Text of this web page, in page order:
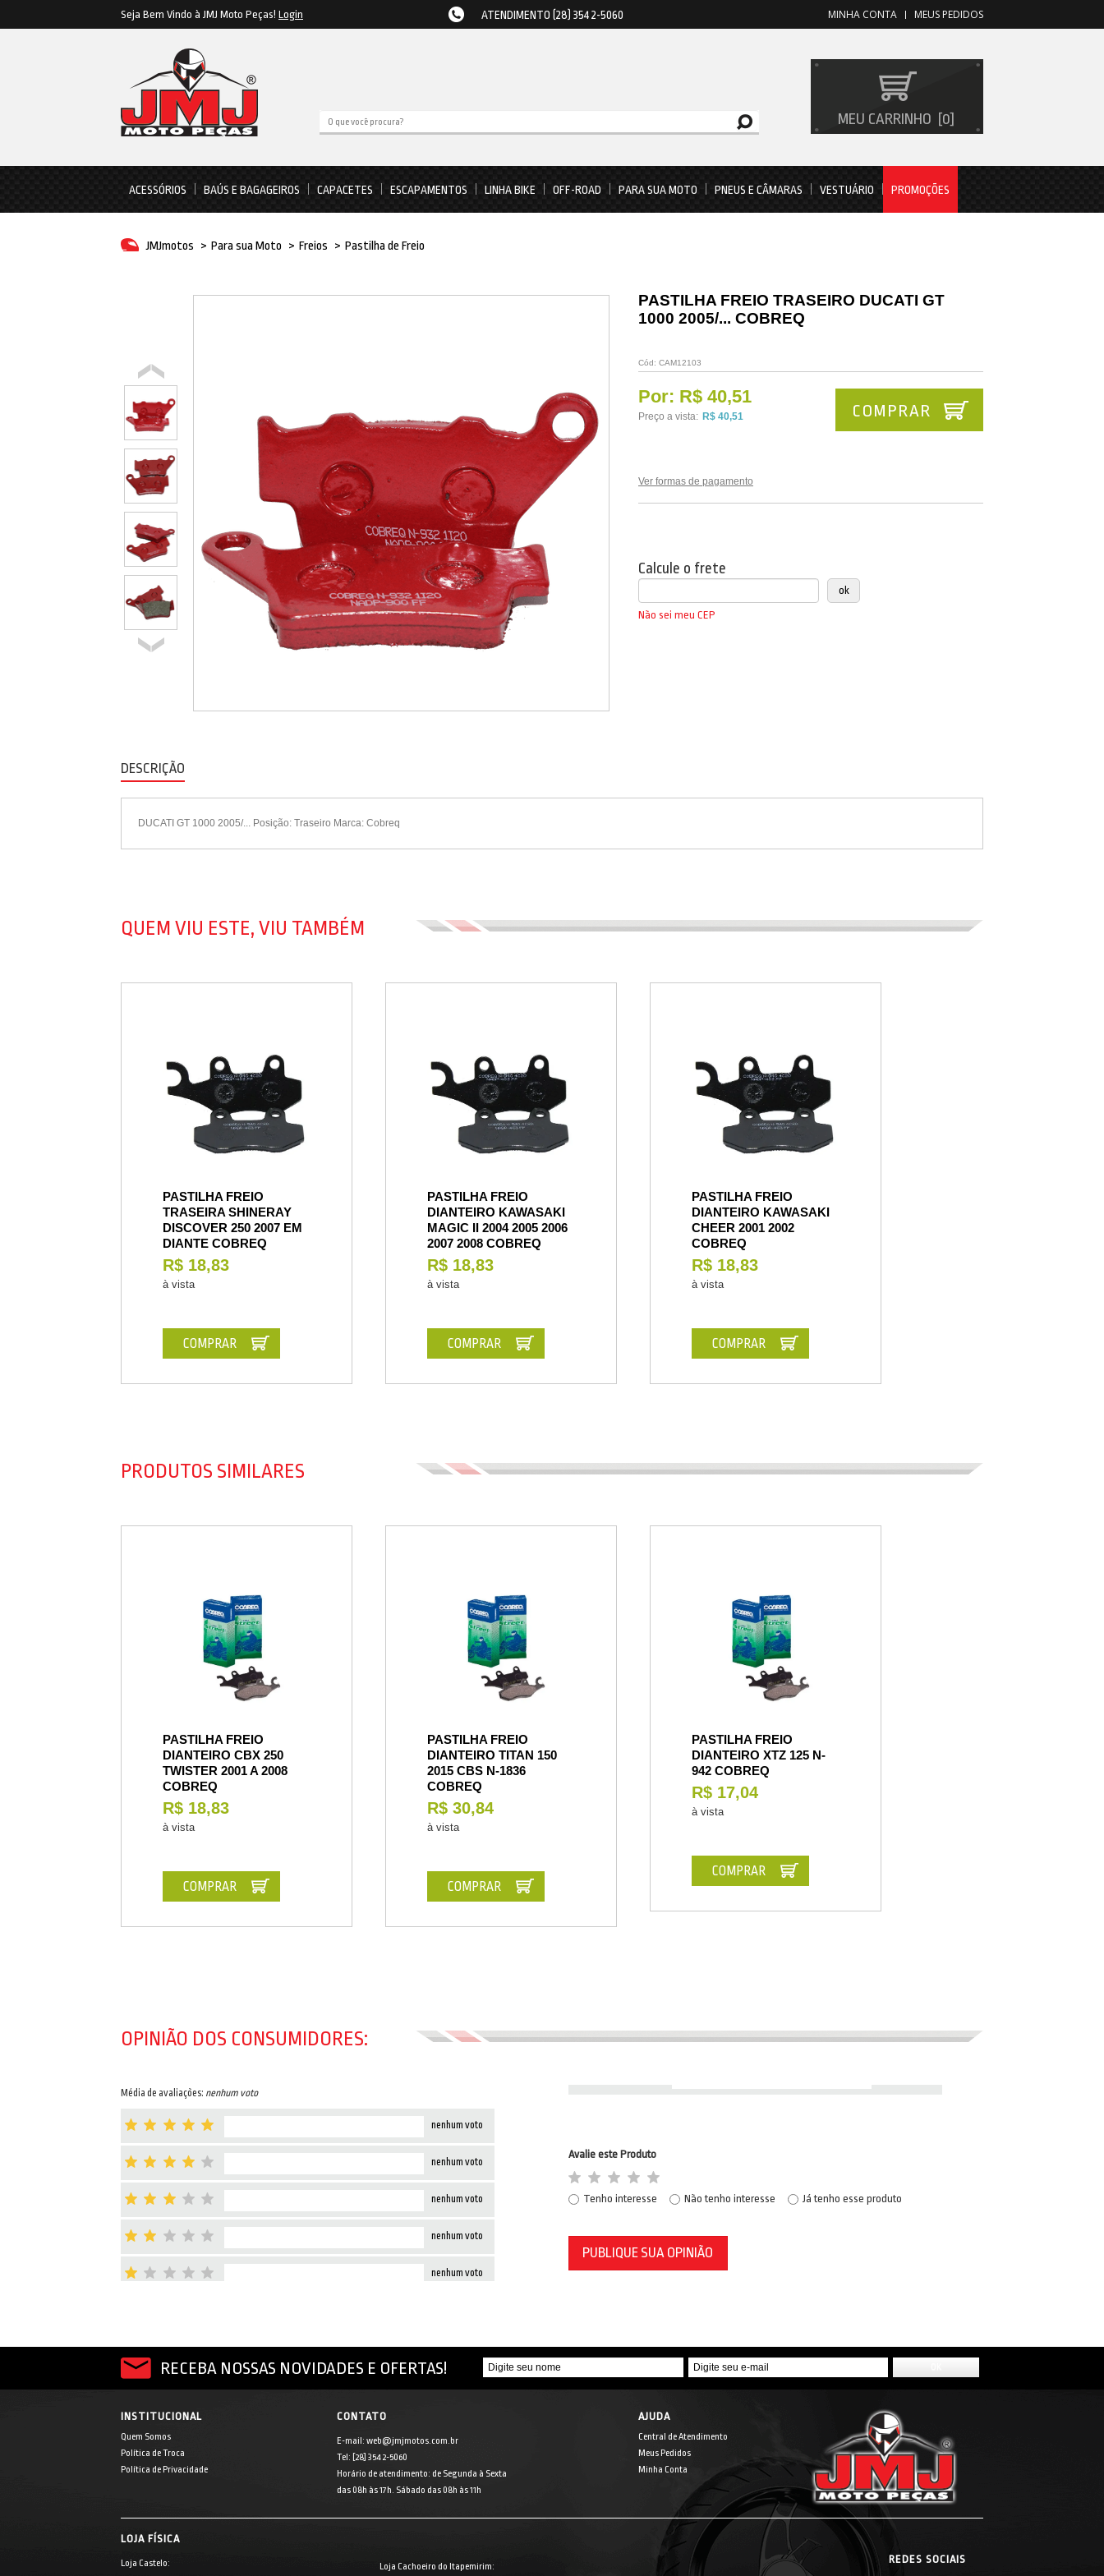
Seja Bem Vindo à JMJ Moto Peças! Login ATENDIMENTO (28) 3542-5060 MEUS PEDIDOS
MINHA CONTA
MEU CARRINHO 0
ACESSÓRIOS BAÚS E BAGAGEIROS CAPACETES ESCAPAMENTOS LINHA BIKE OFF-ROAD PARA SUA MOTO PNEUS E CÂMARAS VESTUÁRIO PROMOÇÕES
JMJmotos > Para sua Moto > Freios > Pastilha de Freio
PASTILHA FREIO TRASEIRO DUCATI GT
1000 2005/... COBREQ
Cód: CAM12103
Por: R$ 40,51
Preço a vista: R$ 40,51
Ver formas de pagamento
COMPRAR
Calcule o frete
Não sei meu CEP
DESCRIÇÃO
DUCATI GT 1000 2005/... Posição: Traseiro Marca: Cobreq
QUEM VIU ESTE, VIU TAMBÉM
PASTILHA FREIO
TRASEIRA SHINERAY
DISCOVER 250 2007 EM
DIANTE COBREQ
R$ 18,83
à vista
COMPRAR
PASTILHA FREIO
DIANTEIRO KAWASAKI
MAGIC II 2004 2005 2006
2007 2008 COBREQ
R$ 18,83
à vista
COMPRAR
PASTILHA FREIO
DIANTEIRO KAWASAKI
CHEER 2001 2002
COBREQ
R$ 18,83
à vista
COMPRAR
PRODUTOS SIMILARES
PASTILHA FREIO
DIANTEIRO CBX 250
TWISTER 2001 A 2008
COBREQ
R$ 18,83
à vista
COMPRAR
PASTILHA FREIO
DIANTEIRO TITAN 150
2015 CBS N-1836
COBREQ
R$ 30,84
à vista
COMPRAR
PASTILHA FREIO
DIANTEIRO XTZ 125 N-
942 COBREQ
R$ 17,04
à vista
COMPRAR
OPINIÃO DOS CONSUMIDORES:
Média de avaliações: nenhum voto
nenhum voto
nenhum voto
nenhum voto
nenhum voto
nenhum voto
Avalie este Produto
Tenho interesse Não tenho interesse Já tenho esse produto
PUBLIQUE SUA OPINIÃO
RECEBA NOSSAS NOVIDADES E OFERTAS!
INSTITUCIONAL
Quem Somos
Política de Troca
Política de Privacidade
CONTATO
E-mail: web@jmjmotos.com.br
Tel: [28] 3542-5060
Horário de atendimento: de Segunda à Sexta
das 08h às 17h. Sábado das 08h às 11h
AJUDA
Central de Atendimento
Meus Pedidos
Minha Conta
LOJA FÍSICA
Loja Castelo:
Loja Cachoeiro do Itapemirim:
REDES SOCIAIS